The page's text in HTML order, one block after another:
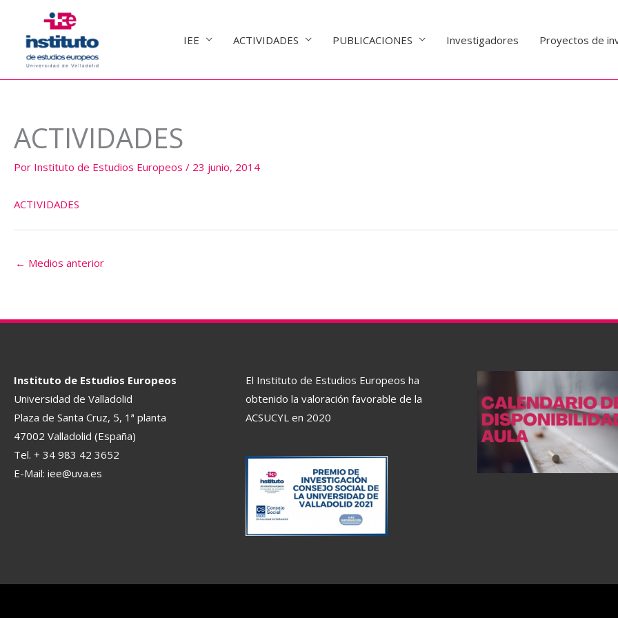
contenido
IEE ACTIVIDADES PUBLICACIONES Investigadores Proyectos de
ACTIVIDADES
Por Instituto de Estudios Europeos / 23 junio, 2014
ACTIVIDADES
← Medios anterior
Instituto de Estudios Europeos
Universidad de Valladolid
Plaza de Santa Cruz, 5, 1ª planta
47002 Valladolid (España)
Tel. + 34 983 42 3652
E-Mail: iee@uva.es
El Instituto de Estudios Europeos ha
obtenido la valoración favorable de la
ACSUCYL en 2020